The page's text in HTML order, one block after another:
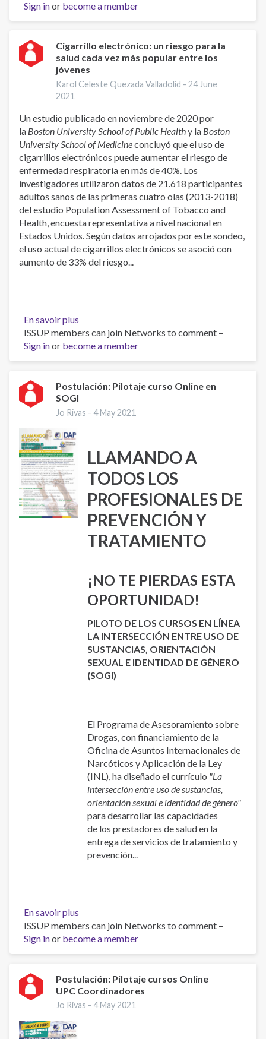
EN
LATAM
Sign inor become a member
Cigarrillo electrónico: un riesgo para la
salud cada vez más popular entre los
jóvenes
Karol Celeste Quezada Valladolid -24 June
2021
Un estudio publicado en noviembre de 2020 por
la Boston University School of Public Healthy la Boston
University School of Medicineconcluyó que el uso de
cigarrillos electrónicos puede aumentar el riesgo de
enfermedad respiratoria en más de 40%. Los
investigadores utilizaron datos de 21.618 participantes
adultos sanos de las primeras cuatro olas (2013-2018)
del estudio Population Assessment of Tobacco and
Health, encuesta representativa a nivel nacional en
Estados Unidos. Según datos arrojados por este sondeo,
el uso actual de cigarrillos electrónicos se asoció con
aumento de 33% del riesgo...
En savoir plus
Cigarrillo
electrónico:
un
para
salud
más
popular
entre
jóvenes
ISSUP members can join Networks to comment –
Sign inor become a member
Postulación: Pilotaje curso Online en
SOGI
Jo Rivas -4 May 2021
LLAMANDO A
TODOS LOS
PROFESIONALES DE
PREVENCIÓN Y
TRATAMIENTO
¡NO TE PIERDAS ESTA
OPORTUNIDAD!
PILOTO DE LOS CURSOS EN LÍNEA
LA INTERSECCIÓN ENTRE USO DE
SUSTANCIAS, ORIENTACIÓN
SEXUAL E IDENTIDAD DE GÉNERO
(SOGI)
El Programa de Asesoramiento sobre
Drogas, con financiamiento de la
Oficina de Asuntos Internacionales de
Narcóticos y Aplicación de la Ley
(INL), ha diseñado el currículo "La
intersección entre uso de sustancias,
orientación sexual e identidad de género"
para desarrollar las capacidades
de los prestadores de salud en la
entrega de servicios de tratamiento y
prevención...
En savoir plus
Postulación:
Pilotaje
curso
en
SOGI
ISSUP members can join Networks to comment –
Sign inor become a member
Postulación: Pilotaje cursos Online
UPC Coordinadores
Jo Rivas -4 May 2021